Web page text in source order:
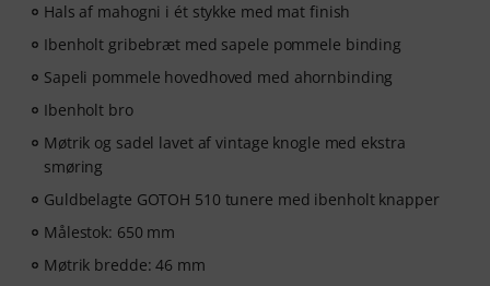
Hals af mahogni i ét stykke med mat finish
Ibenholt gribebræt med sapele pommele binding
Sapeli pommele hovedhoved med ahornbinding
Ibenholt bro
Møtrik og sadel lavet af vintage knogle med ekstra
smøring
Guldbelagte GOTOH 510 tunere med ibenholt knapper
Målestok: 650 mm
Møtrik bredde: 46 mm